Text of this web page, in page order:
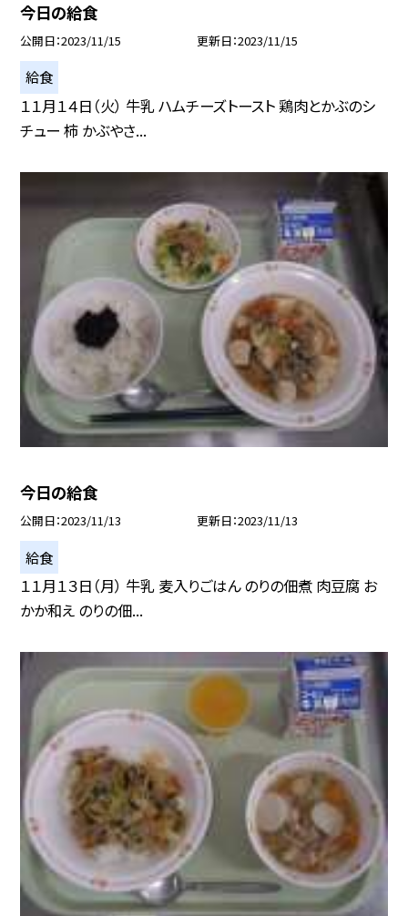
今日の給食
公開日 2023/11/15 更新日 2023/11/15
給食
１１月１４日（火） 牛乳 ハムチーズトースト 鶏肉とかぶのシ
チュー 柿 かぶやさ...
今日の給食
公開日 2023/11/13 更新日 2023/11/13
給食
１１月１３日（月） 牛乳 麦入りごはん のりの佃煮 肉豆腐 お
かか和え のりの佃...